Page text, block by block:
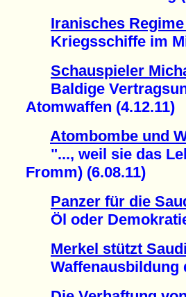
Iranisches
Kriegsschiffe im
Schauspieler
Baldige
Atomwaffen (4.12.11)
Atombombe und
"..., weil sie das
Fromm) (6.08.11)
Panzer für die
Öl oder Demokratie
Merkel stützt
Waffenausbildung